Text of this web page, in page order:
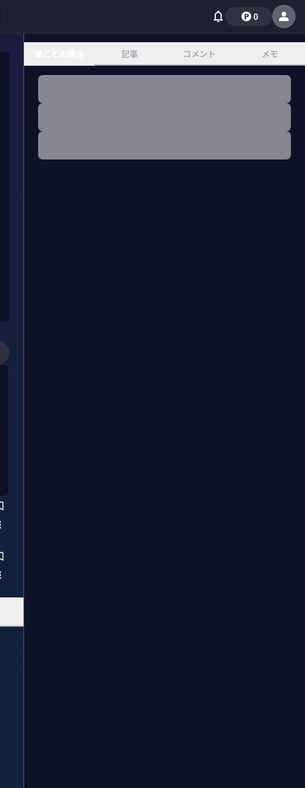
0
記事 コメント メモ